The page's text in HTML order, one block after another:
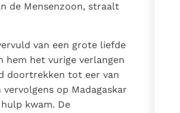
de Mensenzoon, straalt
van een grote liefde
hem het vurige verlangen
doortrekken tot eer van
op Madagaskar
kwam. De